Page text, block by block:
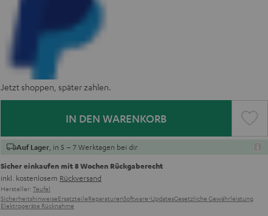
Jetzt shoppen, später zahlen.
IN DEN WARENKORB
Auf Lager , in 5 – 7 Werktagen bei dir
Sicher einkaufen mit 8 Wochen Rückgaberecht
inkl. kostenlosem Rückversand
Hersteller: Teufel
SicherheitshinweiseErsatzteileReparaturenSoftware-UpdatesGesetzliche Gewährleistung
Elektrogeräte Rücknahme